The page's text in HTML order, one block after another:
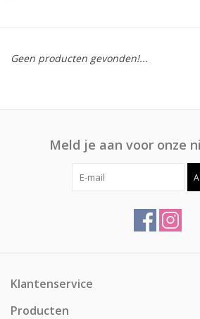
Contact
Geen producten gevonden!...
Meld je aan voor onze
Klantenservice
Producten